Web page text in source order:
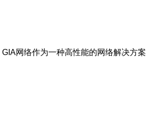
网络作为一种高性能的网络解决方